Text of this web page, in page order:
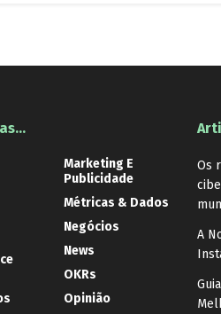
Marketing E
Publicidade
Métricas & Dados
Negócios
News
OKRs
Opinião
Os
A